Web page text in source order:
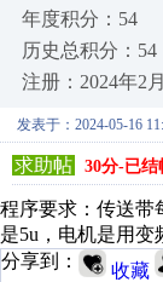
年度积分：54
历史总积分：54
注册：2024年2
发表于：2024-05-16
求助帖 30分-已结
程序要求：传送带
是5u，电机是用
分享到：
收藏